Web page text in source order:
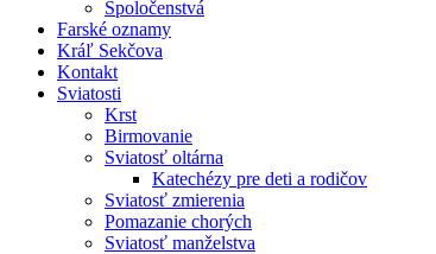
Spoločenstvá
Farské oznamy
Kráľ Sekčova
Kontakt
Sviatosti
Krst
Birmovanie
Sviatosť oltárna
Katechézy pre deti a rodičov
Sviatosť zmierenia
Pomazanie chorých
Sviatosť manželstva